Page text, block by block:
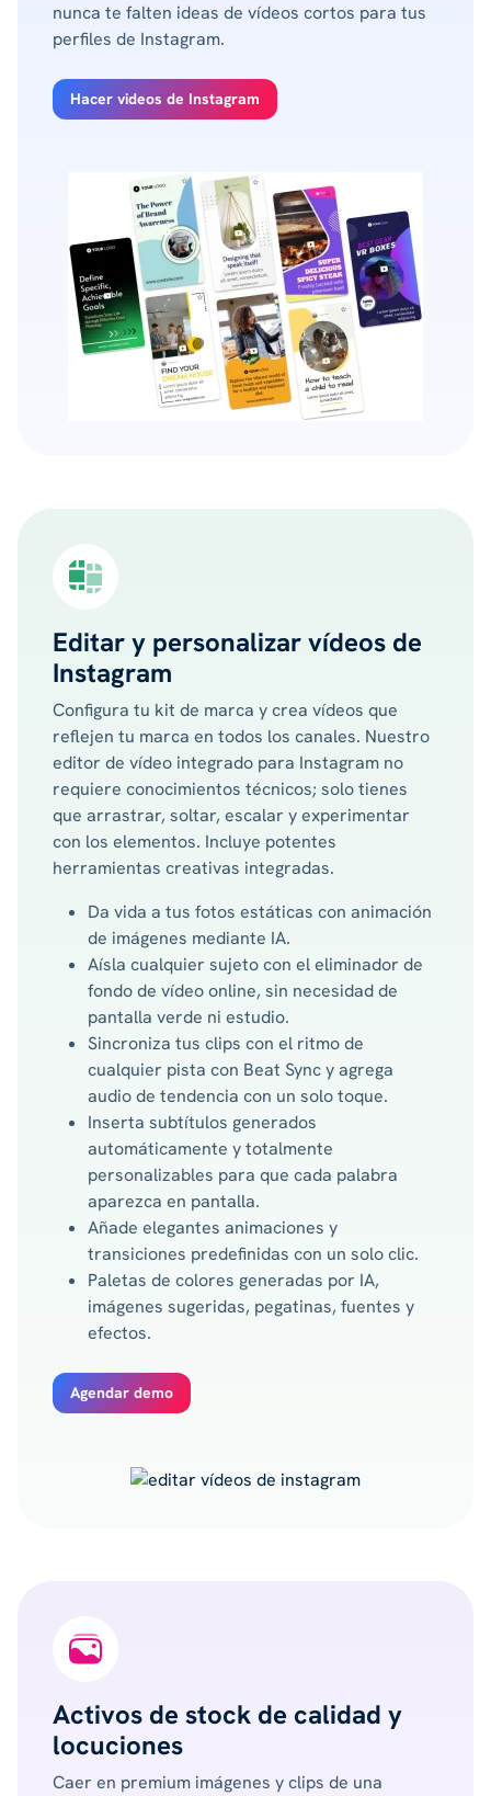
nunca te falten ideas de vídeos cortos para tus
perfiles de Instagram.
Hacer videos de Instagram
Editar y personalizar vídeos de
Instagram
Configura tu kit de marca y crea vídeos que
reflejen tu marca en todos los canales. Nuestro
editor de vídeo integrado para Instagram no
requiere conocimientos técnicos; solo tienes
que arrastrar, soltar, escalar y experimentar
con los elementos. Incluye potentes
herramientas creativas integradas.
Da vida a tus fotos estáticas con animación
de imágenes mediante IA.
Aísla cualquier sujeto con el eliminador de
fondo de vídeo online, sin necesidad de
pantalla verde ni estudio.
Sincroniza tus clips con el ritmo de
cualquier pista con Beat Sync y agrega
audio de tendencia con un solo toque.
Inserta subtítulos generados
automáticamente y totalmente
personalizables para que cada palabra
aparezca en pantalla.
Añade elegantes animaciones y
transiciones predefinidas con un solo clic.
Paletas de colores generadas por IA,
imágenes sugeridas, pegatinas, fuentes y
efectos.
Agendar demo
Activos de stock de calidad y
locuciones
Caer en premium imágenes y clips de una